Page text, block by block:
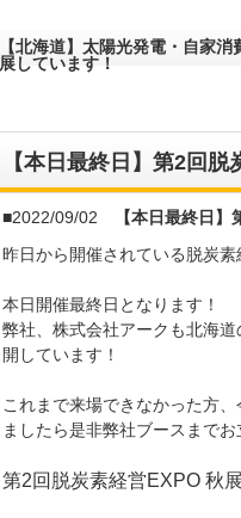
【北海道】太陽光発電・自家
展しています！
【本日最終日】第2回
■2022/09/02
【本日最終日
昨日から開催されている脱炭素
本日開催最終日となります！
弊社、株式会社アークも北海
開しています！
これまで来場できなかった方
ましたら是非弊社ブースまでお
第2回脱炭素経営EXPO 秋展